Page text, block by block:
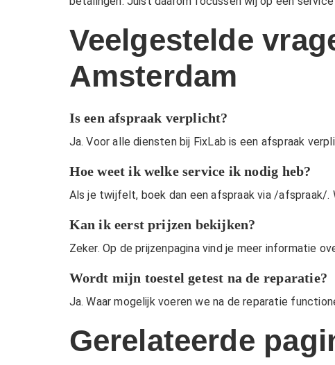
Veelgestelde
Amsterdam
Is een afspraak verplicht?
Ja. Voor alle diensten bij FixLab is een afspraak
Hoe weet ik welke service ik nodig heb?
Als je twijfelt, boek dan een afspraak via/afspraak/.
Kan ik eerst prijzen bekijken?
Zeker. Op deprijzenpaginavind je meer informatie
Wordt mijn toestel getest na de reparatie?
Ja. Waar mogelijk voeren we na de reparatie
Gerelateerde